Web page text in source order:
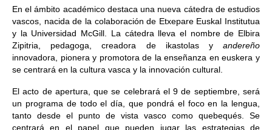
En el ámbito académico destaca una nueva cátedra de estudios
vascos, nacida de la colaboración de Etxepare Euskal Institutua
y la Universidad McGill. La cátedra lleva el nombre de Elbira
Zipitria, pedagoga, creadora de ikastolas y andereño
innovadora, pionera y promotora de la enseñanza en euskera y
se centrará en la cultura vasca y la innovación cultural.
El acto de apertura, que se celebrará el 9 de septiembre, será
un programa de todo el día, que pondrá el foco en la lengua,
tanto desde el punto de vista vasco como quebequés. Se
centrará en el papel que pueden jugar las estrategias de